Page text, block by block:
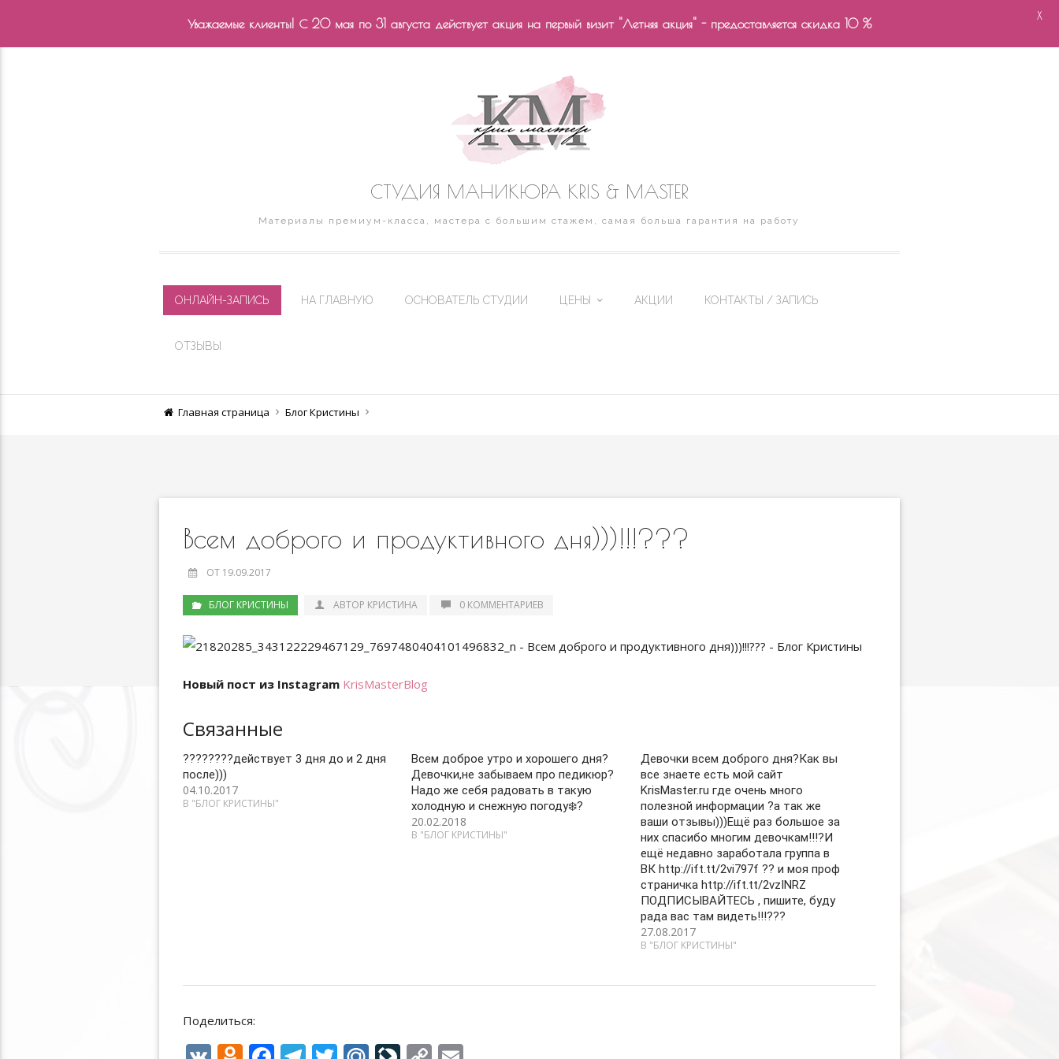
СТУДИЯ МАНИКЮРА KRIS & MASTER
Материалы премиум-класса, мастера с большим стажем, самая больша гарантия на работу
ОНЛАЙН-ЗАПИСЬ НА ГЛАВНУЮ ОСНОВАТЕЛЬ СТУДИИ ЦЕНЫ АКЦИИ КОНТАКТЫ / ЗАПИСЬ
ОТЗЫВЫ
Главная страница Блог Кристины
Всем доброго и продуктивного дня)))!!!???
ОТ 19.09.2017
БЛОГ КРИСТИНЫ АВТОР КРИСТИНА 0 КОММЕНТАРИЕВ
Новый пост из Instagram KrisMasterBlog
Связанные
????????действует 3 дня до и 2 дня
после)))
04.10.2017
В "БЛОГ КРИСТИНЫ"
Всем доброе утро и хорошего дня?
Девочки,не забываем про педикюр?
Надо же себя радовать в такую
холодную и снежную погоду❄️?
20.02.2018
В "БЛОГ КРИСТИНЫ"
Девочки всем доброго дня?Как вы
все знаете есть мой сайт
KrisMaster.ru где очень много
полезной информации ?а так же
ваши отзывы)))Ещё раз большое за
них спасибо многим девочкам!!!?И
ещё недавно заработала группа в
ВК http://ift.tt/2vi797f ?? и моя проф
страничка http://ift.tt/2vzINRZ
ПОДПИСЫВАЙТЕСЬ , пишите, буду
рада вас там видеть!!!???
27.08.2017
В "БЛОГ КРИСТИНЫ"
Поделиться:
Уважаемые клиенты! С 20 мая по 31 августа действует акция на первый визит "Летняя акция" - предоставляется скидка 10 %
X